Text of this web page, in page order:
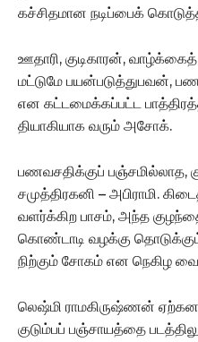
கச்சிதமான நடிப்பைக்
ஊதாரி, குடிகாரன்,
மட்டுமே பயன்படுத்துபவன்,
என கட்டமைக்கப்பட்ட
தியாகியாக வரும் அசோக்.
பணவசதிக்குப் பஞ்சமில்லாத,
சமுத்திரகனி – அபிராமி.
வளர்க்கிற பாசம், அந்த
கொண்டாடி வழக்கு
நிற்கும் சோகம் என நெகிழ
லெஷ்மி ராமகிருஷ்ணன்
குடும்பப் பஞ்சாயத்தை